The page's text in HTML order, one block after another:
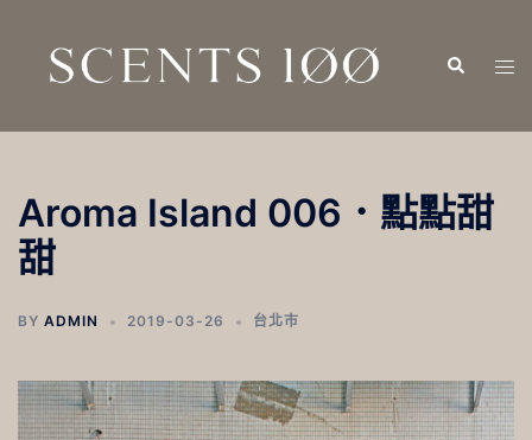
內
Search
Aroma Island 006．點點甜
甜
BY ADMIN 2019-03-26 台北市